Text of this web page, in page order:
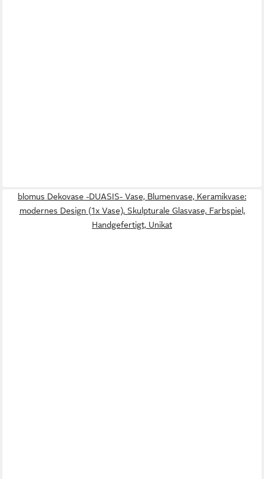
blomus Dekovase -DUASIS- Vase, Blumenvase, Keramikvase:
modernes Design (1x Vase), Skulpturale Glasvase, Farbspiel,
Handgefertigt, Unikat